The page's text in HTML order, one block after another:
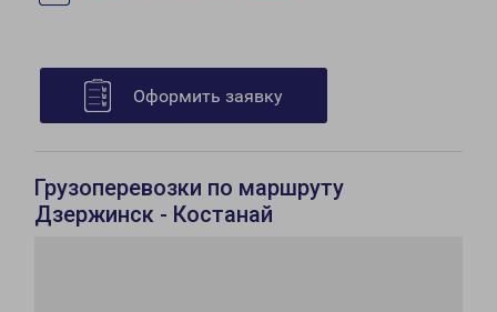
Оформить заявку
Грузоперевозки по маршруту
Дзержинск - Костанай